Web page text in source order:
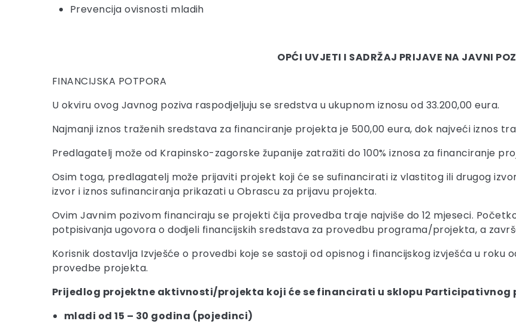
Prevencija ovisnosti mladih
OPĆI UVJETI I SADRŽAJ PRIJAVE NA JAVNI
FINANCIJSKA POTPORA
U okviru ovog Javnog poziva raspodjeljuju se sredstva u ukupnom iznosu od 33.200,00 eura.
Najmanji iznos traženih sredstava za financiranje projekta je 500,00 eura, dok najveći iznos
Predlagatelj može od Krapinsko-zagorske županije zatražiti do 100% iznosa za financiranje
Osim toga, predlagatelj može prijaviti projekt koji će se sufinancirati iz vlastitog ili drugog
izvor i iznos sufinanciranja prikazati u Obrascu za prijavu projekta.
Ovim Javnim pozivom financiraju se projekti čija provedba traje najviše do 12 mjeseci.
potpisivanja ugovora o dodjeli financijskih sredstava za provedbu programa/projekta, a
Korisnik dostavlja Izvješće o provedbi koje se sastoji od opisnog i financijskog izvješća u roku
provedbe projekta.
Prijedlog projektne aktivnosti/projekta koji će se financirati u sklopu Participativnog
mladi od 15 – 30 godina (pojedinci)